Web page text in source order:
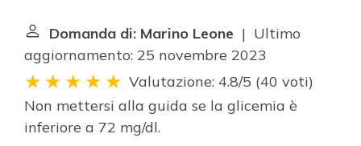
Domanda di: Marino Leone | Ultimo
aggiornamento: 25 novembre 2023
Valutazione: 4.8/5 (40 voti)
Non mettersi alla guida se la glicemia è
inferiore a 72 mg/dl.